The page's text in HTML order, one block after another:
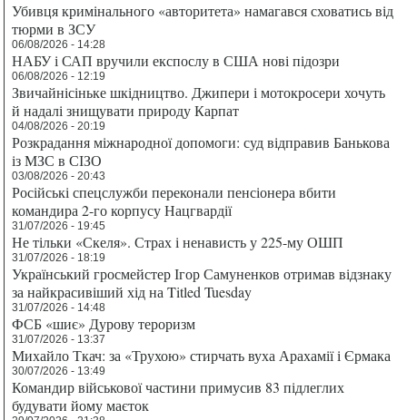
Убивця кримінального «авторитета» намагався сховатись від
тюрми в ЗСУ
06/08/2026 - 14:28
НАБУ і САП вручили експослу в США нові підозри
06/08/2026 - 12:19
Звичайнісіньке шкідництво. Джипери і мотокросери хочуть
й надалі знищувати природу Карпат
04/08/2026 - 20:19
Розкрадання міжнародної допомоги: суд відправив Банькова
із МЗС в СІЗО
03/08/2026 - 20:43
Російські спецслужби переконали пенсіонера вбити
командира 2-го корпусу Нацгвардії
31/07/2026 - 19:45
Не тільки «Скеля». Страх і ненависть у 225-му ОШП
31/07/2026 - 18:19
Український гросмейстер Ігор Самуненков отримав відзнаку
за найкрасивіший хід на Titled Tuesday
31/07/2026 - 14:48
ФСБ «шиє» Дурову тероризм
31/07/2026 - 13:37
Михайло Ткач: за «Трухою» стирчать вуха Арахамії і Єрмака
30/07/2026 - 13:49
Командир військової частини примусив 83 підлеглих
будувати йому маєток